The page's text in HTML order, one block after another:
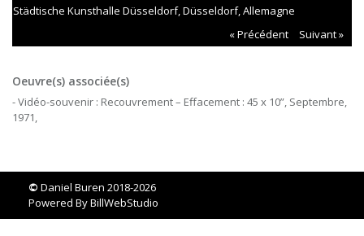
Städtische Kunsthalle Düsseldorf, Düsseldorf, Allemagne
« Précédent
Suivant »
Oeuvre(s) associée(s)
- Vidéo-souvenir : Recouvrement – Effacement : 45 x 10”, Septembre,
1971,
© Daniel Buren 2018-2026
Powered ByBillWebStudio